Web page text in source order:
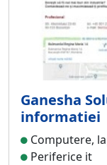
Ganesha
informatiei
Computere,
Periferice it